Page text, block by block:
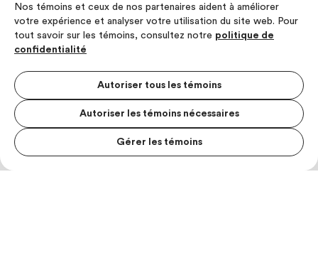
Nos témoins et ceux de nos partenaires aident à améliorer
votre expérience et analyser votre utilisation du site web. Pour
tout savoir sur les témoins, consultez notre politique de
confidentialité
Autoriser tous les témoins
Autoriser les témoins nécessaires
Gérer les témoins
MENU